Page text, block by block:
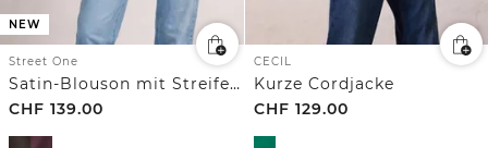
NEW
Street One
Satin-Blouson mit Streifendetails
CHF 139.00
CECIL
Kurze Cordjacke
CHF 129.00